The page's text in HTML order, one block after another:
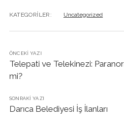
KATEGORILER: Uncategorized
ÖNCEKI YAZI
Telepati ve Telekinezi:
mi?
SONRAKI YAZI
Darıca Belediyesi İş İlanları